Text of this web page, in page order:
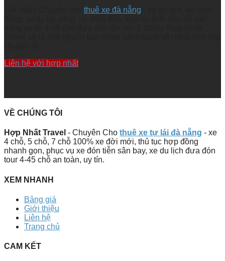
thuê xe đà nẵng
Liên hệ với hợp nhất
VỀ CHÚNG TÔI
Hợp Nhất Travel - Chuyên Cho thuê xe tự lái đà nẵng - xe
4 chỗ, 5 chỗ, 7 chỗ 100% xe đời mới, thủ tục hợp đồng
nhanh gọn, phục vụ xe đón tiễn sân bay, xe du lịch đưa đón
tour 4-45 chỗ an toàn, uy tín.
XEM NHANH
Bảng giá
Giới thiệu
Liên hệ
Trang chủ
CAM KẾT